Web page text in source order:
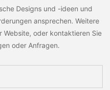
Designs und -ideen und
ansprechen. Weitere
Website, oder kontaktieren Sie
oder Anfragen.